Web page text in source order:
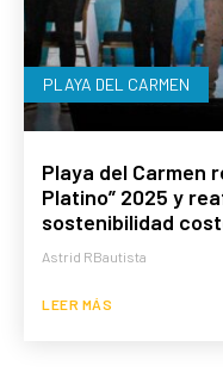
PLAYA DEL CARMEN
Playa del Carmen
Platino” 2025 y
sostenibilidad
Astrid RBautista
LEER MÁS